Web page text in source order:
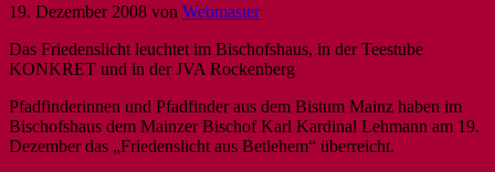
19. Dezember 2008 von Webmaster
Das Friedenslicht leuchtet im Bischofshaus, in der Teestube
KONKRET und in der JVA Rockenberg
Pfadfinderinnen und Pfadfinder aus dem Bistum Mainz haben im
Bischofshaus dem Mainzer Bischof Karl Kardinal Lehmann am 19.
Dezember das „Friedenslicht aus Betlehem“ überreicht.